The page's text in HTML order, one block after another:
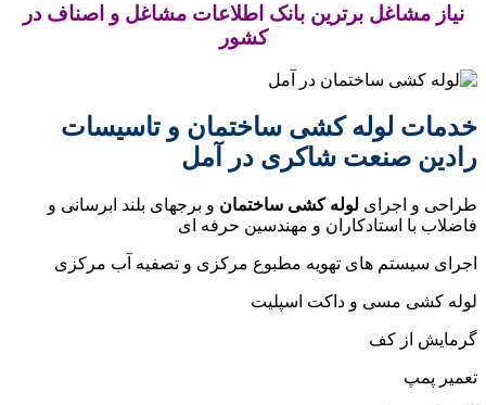
نیاز مشاغل برترین بانک اطلاعات مشاغل و اصناف در
کشور
خدمات لوله کشی ساختمان و تاسیسات
رادین صنعت شاکری در آمل
طراحی و اجرایلوله کشی ساختمانو برجهای بلند ابرسانی و
فاضلاب با استادکاران و مهندسین حرفه ای
اجرای سیستم های تهویه مطبوع مرکزی و تصفیه آب مرکزی
لوله کشی مسی و داکت اسپلیت
گرمایش از کف
تعمیر پمپ